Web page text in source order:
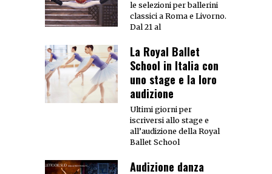
le selezioni per ballerini
classici a Roma e Livorno.
Dal 21 al
La Royal Ballet
School in Italia con
uno stage e la loro
audizione
Ultimi giorni per
iscriversi allo stage e
all’audizione della Royal
Ballet School
Audizione danza